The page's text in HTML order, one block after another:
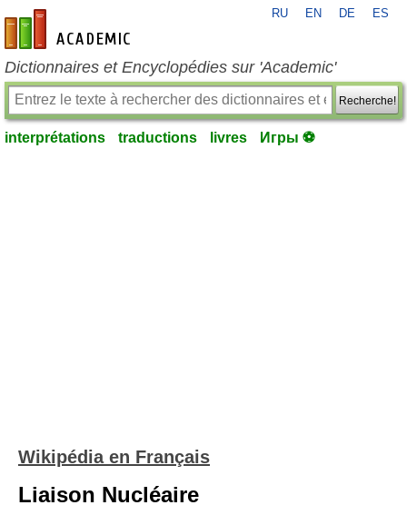
fr-academic.com
RU EN DE ES
Dictionnaires et Encyclopédies sur 'Academic'
Recherche!
interprétations traductions livres Игры ⚽
Wikipédia en Français
Liaison Nucléaire